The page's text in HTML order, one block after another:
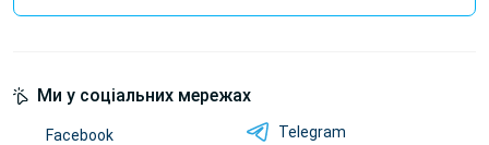
Ми у соціальних мережах
Facebook
Telegram